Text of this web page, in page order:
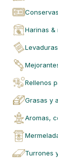
harinas
rellenos
grasas y
aromas,
turrones